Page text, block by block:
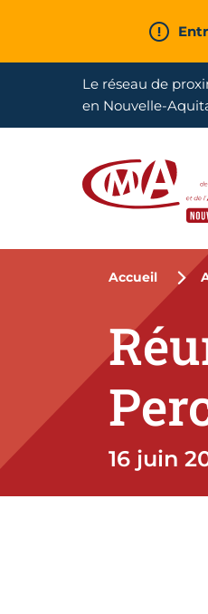
Le réseau de
en Nouvelle-
Accueil
16 juin